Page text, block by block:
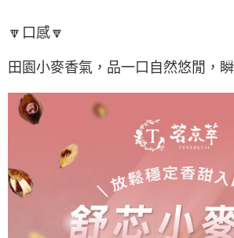
🔽口感🔽
田園小麥香氣，品一口自然悠閒，